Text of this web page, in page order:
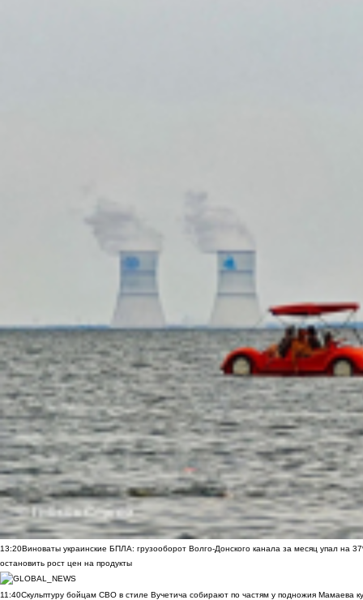
13:20Виноваты украинские БПЛА: грузооборот Волго-Донского канала за месяц упал на
остановить рост цен на продукты
11:40Скульптуру бойцам СВО в стиле Вучетича собирают по частям у подножия Мамаева